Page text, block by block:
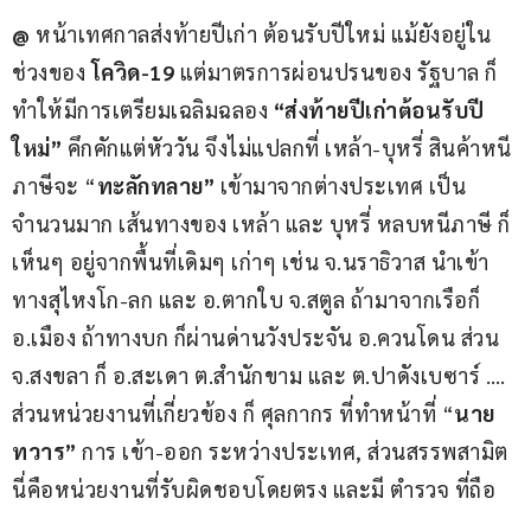
@ หน้าเทศกาลส่งท้ายปีเก่า ต้อนรับปีใหม่ แม้ยังอยู่ใน
ช่วงของ โควิด-19 แต่มาตรการผ่อนปรนของ รัฐบาล ก็
ทำให้มีการเตรียมเฉลิมฉลอง “ส่งท้ายปีเก่าต้อนรับปี
ใหม่” คึกคักแต่หัววัน จึงไม่แปลกที่ เหล้า-บุหรี่ สินค้าหนี
ภาษีจะ “ทะลักทลาย” เข้ามาจากต่างประเทศ เป็น
จำนวนมาก เส้นทางของ เหล้า และ บุหรี่ หลบหนีภาษี ก็
เห็นๆ อยู่จากพื้นที่เดิมๆ เก่าๆ เช่น จ.นราธิวาส นำเข้า
ทางสุไหงโก-ลก และ อ.ตากใบ จ.สตูล ถ้ามาจากเรือก็
อ.เมือง ถ้าทางบก ก็ผ่านด่านวังประจัน อ.ควนโดน ส่วน
จ.สงขลา ก็ อ.สะเดา ต.สำนักขาม และ ต.ปาดังเบซาร์ ….
ส่วนหน่วยงานที่เกี่ยวข้อง ก็ ศุลกากร ที่ทำหน้าที่ “นาย
ทวาร” การ เข้า-ออก ระหว่างประเทศ, ส่วนสรรพสามิต
นี่คือหน่วยงานที่รับผิดชอบโดยตรง และมี ตำรวจ ที่ถือ